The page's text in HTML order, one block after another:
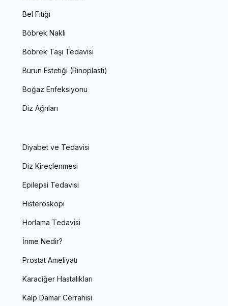
Bel Fıtığı
Böbrek Nakli
Böbrek Taşı Tedavisi
Burun Estetiği (Rinoplasti)
Boğaz Enfeksiyonu
Diz Ağrıları
Diyabet ve Tedavisi
Diz Kireçlenmesi
Epilepsi Tedavisi
Histeroskopi
Horlama Tedavisi
İnme Nedir?
Prostat Ameliyatı
Karaciğer Hastalıkları
Kalp Damar Cerrahisi